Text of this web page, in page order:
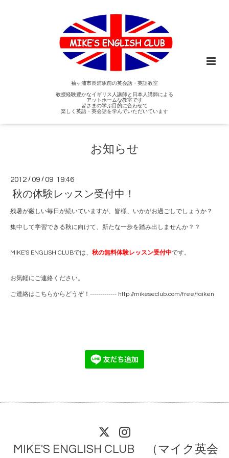
袖ヶ浦市長浦駅前の英会話・英語教室
教授経験豊かなイギリス人講師と日本人講師による
アットホームな教室です
皆さまの学ぶ目的に合わせて
楽しく英語・英会話を学んでいただいています
お知らせ
2012 /09 /09 19:46
秋の体験レッスン受付中！
残暑が厳しい毎日が続いていますが、皆様、いかがお過ごしでしょうか？
集中して学習できる秋に向けて、新たな一歩を踏み出しませんか？？
MIKE'S ENGLISH CLUBでは、 秋の無料体験レッスン受付中です。
お気軽にご連絡ください。
ご連絡はこちらからどうぞ！------------- http://mikeseclub.com/free/taiken
MIKE'S ENGLISH CLUB （マイク英会